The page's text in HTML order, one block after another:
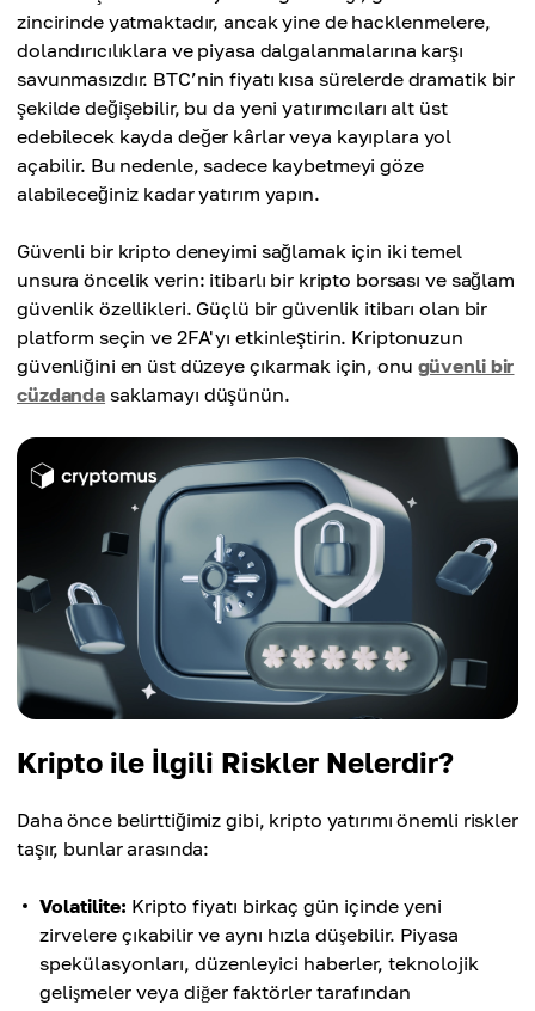
zincirinde yatmaktadır, ancak yine de hacklenmelere,
dolandırıcılıklara ve piyasa dalgalanmalarına karşı
savunmasızdır. BTC’nin fiyatı kısa sürelerde dramatik bir
şekilde değişebilir, bu da yeni yatırımcıları alt üst
edebilecek kayda değer kârlar veya kayıplara yol
açabilir. Bu nedenle, sadece kaybetmeyi göze
alabileceğiniz kadar yatırım yapın.
Güvenli bir kripto deneyimi sağlamak için iki temel
unsura öncelik verin: itibarlı bir kripto borsası ve sağlam
güvenlik özellikleri. Güçlü bir güvenlik itibarı olan bir
platform seçin ve 2FA'yı etkinleştirin. Kriptonuzun
güvenliğini en üst düzeye çıkarmak için, onu güvenli bir
cüzdanda saklamayı düşünün.
Kripto ile İlgili Riskler Nelerdir?
Daha önce belirttiğimiz gibi, kripto yatırımı önemli riskler
taşır, bunlar arasında:
Volatilite: Kripto fiyatı birkaç gün içinde yeni
zirvelere çıkabilir ve aynı hızla düşebilir. Piyasa
spekülasyonları, düzenleyici haberler, teknolojik
gelişmeler veya diğer faktörler tarafından